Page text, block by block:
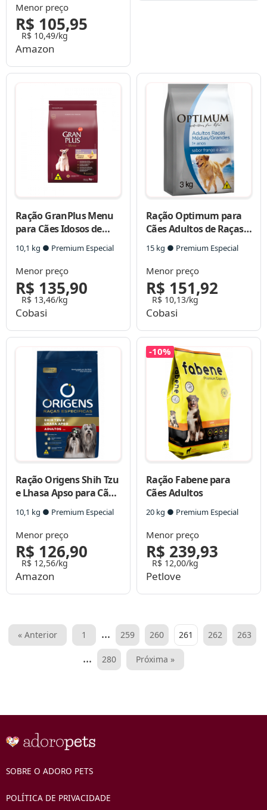
Menor preço
R$ 105,95
R$ 10,49/kg
Amazon
Ração GranPlus Menu
para Cães Idosos de
Raças Pequenas
10,1 kg ● Premium Especial
Menor preço
R$ 135,90
R$ 13,46/kg
Cobasi
Ração Optimum para
Cães Adultos de Raças
Médias e Grandes
15 kg ● Premium Especial
Menor preço
R$ 151,92
R$ 10,13/kg
Cobasi
Ração Origens Shih Tzu
e Lhasa Apso para Cães
Adultos
10,1 kg ● Premium Especial
Menor preço
R$ 126,90
R$ 12,56/kg
Amazon
Ração Fabene para
Cães Adultos
20 kg ● Premium Especial
Menor preço
R$ 239,93
R$ 12,00/kg
-10%
Petlove
Paginação
« Anterior 1 … 259 260 261 262 263
… 280 Próxima »
SOBRE O ADORO PETS
POLÍTICA DE PRIVACIDADE